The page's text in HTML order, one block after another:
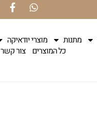
מתנות מוצרי יודאיקה
כל המוצרים צור קשר